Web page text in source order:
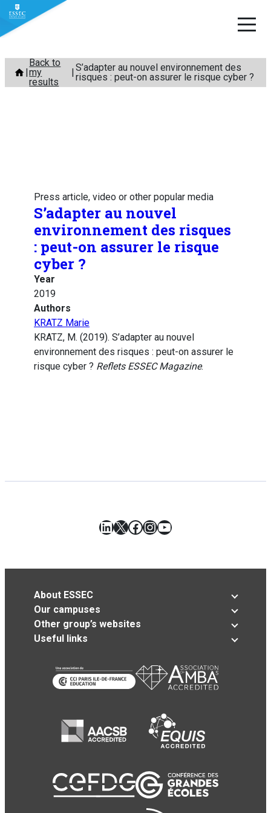
Skip
content
Back to
my
results
S’adapter au nouvel environnement des
risques : peut-on assurer le risque cyber ?
Press article, video or other popular media
S’adapter au nouvel
environnement des risques
: peut-on assurer le risque
cyber ?
Year
2019
Authors
KRATZ Marie
KRATZ, M. (2019). S’adapter au nouvel
environnement des risques : peut-on assurer le
risque cyber ? Reflets ESSEC Magazine.
LinkedIn
X Facebook
Instagram
YouTube
About ESSEC
Our campuses
Other group’s websites
Useful links